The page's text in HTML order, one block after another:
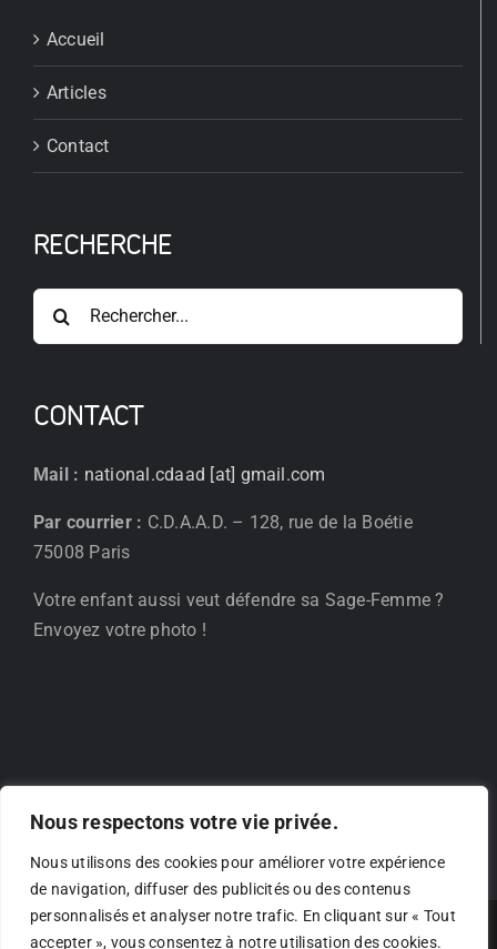
Nous respectons votre vie privée.
Nous utilisons des cookies pour améliorer votre expérience
de navigation, diffuser des publicités ou des contenus
personnalisés et analyser notre trafic. En cliquant sur « Tout
accepter », vous consentez à notre utilisation des cookies.
Accueil
Articles
Contact
RECHERCHE
CONTACT
Mail : national.cdaad [at] gmail.com
Par courrier : C.D.A.A.D. – 128, rue de la Boétie
75008 Paris
Votre enfant aussi veut défendre sa Sage-Femme ?
Envoyez votre photo !
©Copyright - 2025 | Création par Phicarre.fr | cdaad.fr - Mentions